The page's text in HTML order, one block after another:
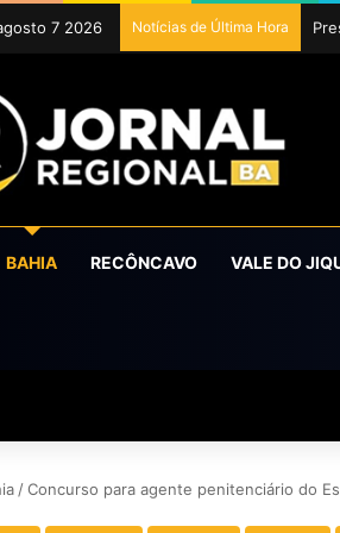
7 2026 Notícias de Última Hora
BAHIA RECÔNCAVO VALE DO
por
/ Concurso para agente penitenciário do